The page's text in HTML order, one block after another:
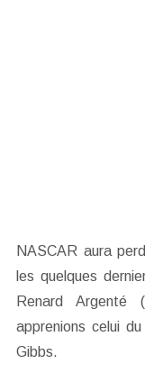
NASCAR aura
les quelques
Renard Argenté
apprenions celui
Gibbs.